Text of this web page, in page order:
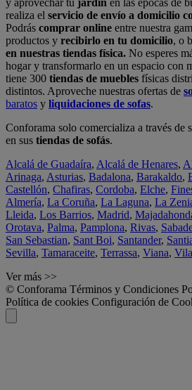
realiza el servicio de envío a domicilio
Podrás comprar online entre nuestra
productos y recibirlo en tu domicilio, o
en nuestras tiendas física. No esperes
hogar y transformarlo en un espacio con
tiene 300 tiendas de muebles físicas
distintos. Aproveche nuestras ofertas de
baratos y liquidaciones de sofas.
Conforama solo comercializa a través de
en sus tiendas de sofás.
Alcalá de Guadaíra, Alcalá de Henares,
Arinaga, Asturias, Badalona, Barakaldo,
Castellón, Chafiras, Cordoba, Elche,
Almería, La Coruña, La Laguna, La
Lleida, Los Barrios, Madrid,
Orotava, Palma, Pamplona, Rivas,
San Sebastian, Sant Boi, Santander,
Sevilla, Tamaraceite, Terrassa, Viana,
Ver más >>
© Conforama Términos y Condiciones
Política de cookies Configuración de